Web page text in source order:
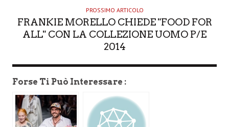
PROSSIMO ARTICOLO
FRANKIE MORELLO CHIEDE "FOOD FOR
ALL" CON LA COLLEZIONE UOMO P/E
2014
Forse Ti Può Interessare :